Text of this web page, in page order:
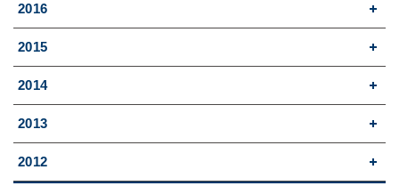
2016
2015
2014
2013
2012